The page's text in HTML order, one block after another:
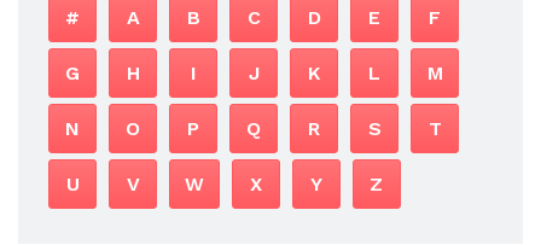
# A B C D E F
G H I J K L M
N O P Q R S T
U V W X Y Z